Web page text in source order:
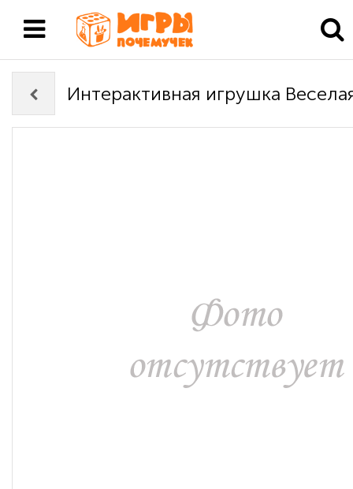
Интерактивная игрушка